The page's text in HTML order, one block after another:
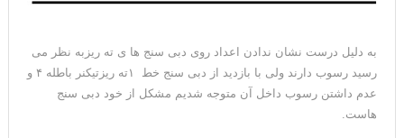
به دلیل درست نشان ندادن اعداد روی دبی سنج ها ی ته ریزبه نظر می
رسید رسوب دارند ولی با بازدید از دبی سنج خط ۱ته ریزتیکنر باطله ۴ و
عدم داشتن رسوب داخل آن متوجه شدیم مشکل از خود دبی سنج
هاست.